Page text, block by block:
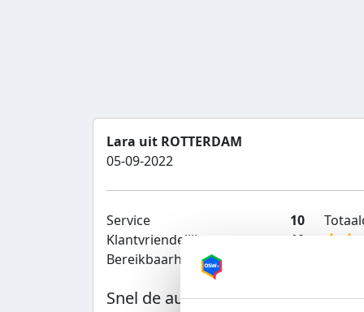
Lara uit ROTTERDAM
05-09-2022
Service
10
Klantvriendelijk
10
Bereikbaarheid
Snel de auto verkocht tegen een...